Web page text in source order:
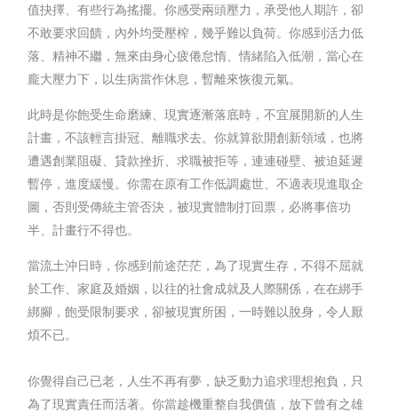
值抉擇、有些行為搖擺。你感受兩頭壓力，承受他人期許，卻
不敢要求回饋，內外均受壓榨，幾乎難以負荷。你感到活力低
落、精神不繼，無來由身心疲倦怠惰、情緒陷入低潮，當心在
龐大壓力下，以生病當作休息，暫離來恢復元氣。
此時是你飽受生命磨練、現實逐漸落底時，不宜展開新的人生
計畫，不該輕言掛冠、離職求去。你就算欲開創新領域，也將
遭遇創業阻礙、貸款挫折、求職被拒等，連連碰壁、被迫延遲
暫停，進度緩慢。你需在原有工作低調處世、不適表現進取企
圖，否則受傳統主管否決，被現實體制打回票，必將事倍功
半、計畫行不得也。
當流土沖日時，你感到前途茫茫，為了現實生存，不得不屈就
於工作、家庭及婚姻，以往的社會成就及人際關係，在在綁手
綁腳，飽受限制要求，卻被現實所困，一時難以脫身，令人厭
煩不已。
你覺得自己已老，人生不再有夢，缺乏動力追求理想抱負，只
為了現實責任而活著。你當趁機重整自我價值，放下曾有之雄